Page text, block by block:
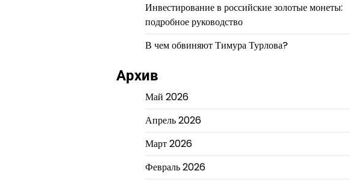
Инвестирование в российские золотые монеты:
подробное руководство
В чем обвиняют Тимура Турлова?
Архив
Май 2026
Апрель 2026
Март 2026
Февраль 2026